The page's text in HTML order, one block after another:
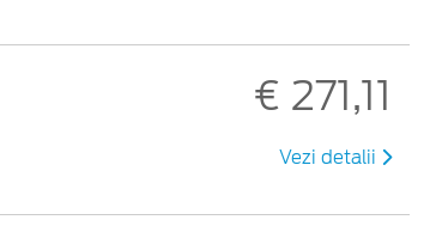
€ 271,11
Vezi detalii